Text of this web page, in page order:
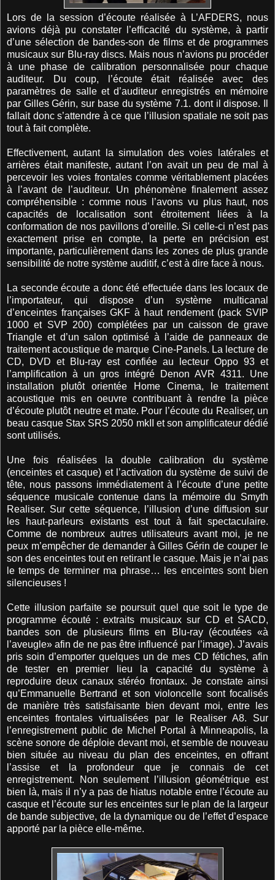
Lors de la session d’écoute réalisée à L’AFDERS, nous
avions déjà pu constater l’efficacité du système, à partir
d’une sélection de bandes-son de films et de programmes
musicaux sur Blu-ray discs. Mais nous n’avions pu procéder
à une phase de calibration personnalisée pour chaque
auditeur. Du coup, l’écoute était réalisée avec des
paramètres de salle et d’auditeur enregistrés en mémoire
par Gilles Gérin, sur base du système 7.1. dont il dispose. Il
fallait donc s’attendre à ce que l’illusion spatiale ne soit pas
tout à fait complète.
Effectivement, autant la simulation des voies latérales et
arrières était manifeste, autant l’on avait un peu de mal à
percevoir les voies frontales comme véritablement placées
à l’avant de l’auditeur. Un phénomène finalement assez
compréhensible : comme nous l’avons vu plus haut, nos
capacités de localisation sont étroitement liées à la
conformation de nos pavillons d’oreille. Si celle-ci n’est pas
exactement prise en compte, la perte en précision est
importante, particulièrement dans les zones de plus grande
sensibilité de notre système auditif, c’est à dire face à nous.
La seconde écoute a donc été effectuée dans les locaux de
l’importateur, qui dispose d’un système multicanal
d’enceintes françaises GKF à haut rendement (pack SVIP
1000 et SVP 200) complétées par un caisson de grave
Triangle et d’un salon optimisé à l’aide de panneaux de
traitement acoustique de marque Cine-Panels. La lecture de
CD, DVD et Blu-ray est confiée au lecteur Oppo 93 et
l’amplification à un gros intégré Denon AVR 4311. Une
installation plutôt orientée Home Cinema, le traitement
acoustique mis en oeuvre contribuant à rendre la pièce
d’écoute plutôt neutre et mate. Pour l’écoute du Realiser, un
beau casque Stax SRS 2050 mkII et son amplificateur dédié
sont utilisés.
Une fois réalisées la double calibration du système
(enceintes et casque) et l’activation du système de suivi de
tête, nous passons immédiatement à l’écoute d’une petite
séquence musicale contenue dans la mémoire du Smyth
Realiser. Sur cette séquence, l’illusion d’une diffusion sur
les haut-parleurs existants est tout à fait spectaculaire.
Comme de nombreux autres utilisateurs avant moi, je ne
peux m’empêcher de demander à Gilles Gérin de couper le
son des enceintes tout en retirant le casque. Mais je n’ai pas
le temps de terminer ma phrase… les enceintes sont bien
silencieuses !
Cette illusion parfaite se poursuit quel que soit le type de
programme écouté : extraits musicaux sur CD et SACD,
bandes son de plusieurs films en Blu-ray (écoutées «à
l’aveugle» afin de ne pas être influencé par l’image). J’avais
pris soin d’emporter quelques un de mes CD fétiches, afin
de tester en premier lieu la capacité du système à
reproduire deux canaux stéréo frontaux. Je constate ainsi
qu’Emmanuelle Bertrand et son violoncelle sont focalisés
de manière très satisfaisante bien devant moi, entre les
enceintes frontales virtualisées par le Realiser A8. Sur
l’enregistrement public de Michel Portal à Minneapolis, la
scène sonore de déploie devant moi, et semble de nouveau
bien située au niveau du plan des enceintes, en offrant
l’assise et la profondeur que je connais de cet
enregistrement. Non seulement l’illusion géométrique est
bien là, mais il n’y a pas de hiatus notable entre l’écoute au
casque et l’écoute sur les enceintes sur le plan de la largeur
de bande subjective, de la dynamique ou de l’effet d’espace
apporté par la pièce elle-même.